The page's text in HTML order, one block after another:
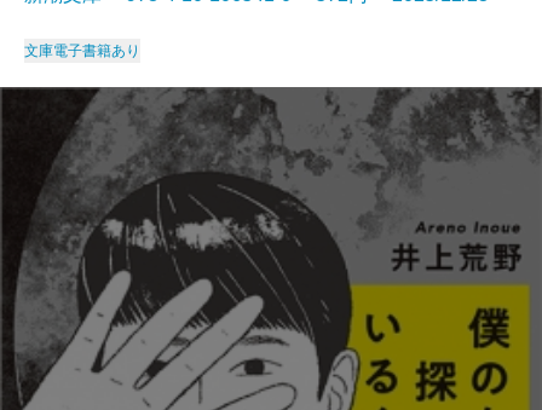
文庫電子書籍あり